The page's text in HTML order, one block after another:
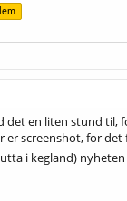
det en liten stund til,
er screenshot, for det
i kegland)